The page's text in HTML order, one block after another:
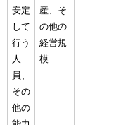
安定
して
行う
人
員、
その
他の
産、そ
の他の
経営規
模